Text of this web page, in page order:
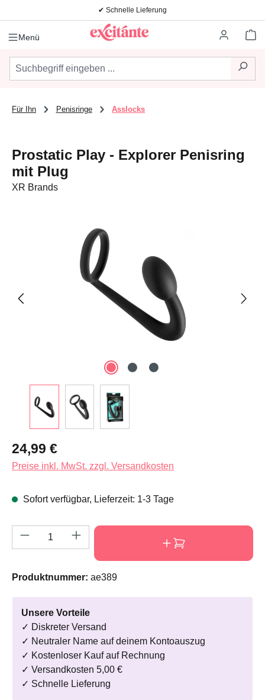
Zum Hauptinhalt springen✔ Schnelle Lieferung
Menü
Für Ihn Penisringe Asslocks
Prostatic Play - Explorer Penisring
mit Plug
XR Brands
Regulärer Preis:
24,99 €
Preise inkl. MwSt. zzgl. Versandkosten
Sofort verfügbar, Lieferzeit: 1-3 Tage
Produkt Anzahl: Gib den gewünschten
Produktnummer: ae389
Unsere Vorteile
✓ Diskreter Versand
✓ Neutraler Name auf deinem Kontoauszug
✓ Kostenloser Kauf auf Rechnung
✓ Versandkosten 5,00 €
✓ Schnelle Lieferung